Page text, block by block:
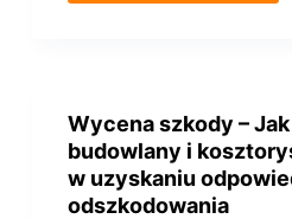
Wycena szkody –
budowlany i
w uzyskaniu
odszkodowania